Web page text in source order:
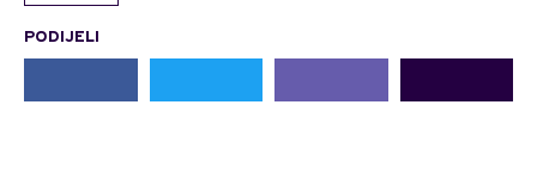
PODIJELI